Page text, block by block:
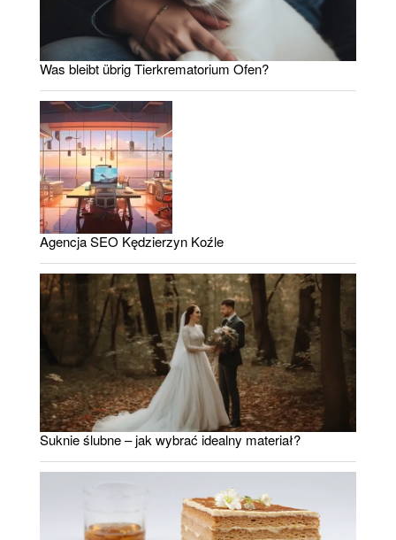
Was bleibt übrig Tierkrematorium Ofen?
Agencja SEO Kędzierzyn Koźle
Suknie ślubne – jak wybrać idealny materiał?